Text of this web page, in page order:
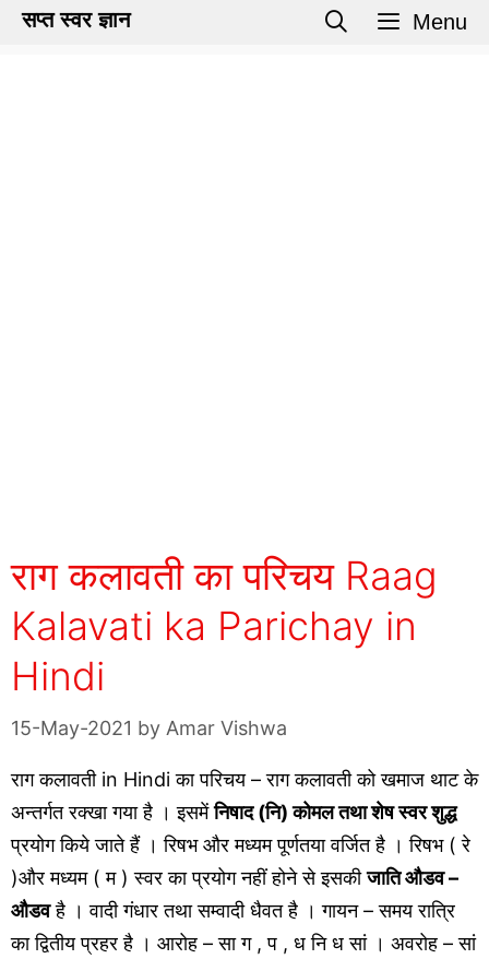
Skipसप्त स्वर ज्ञान Menu
राग कलावती का परिचय Raag
Kalavati ka Parichay in
Hindi
15-May-2021 by Amar Vishwa
राग कलावती in Hindi का परिचय – राग कलावती को खमाज थाट के
अन्तर्गत रक्खा गया है । इसमेंनिषाद (नि) कोमल तथा शेष स्वर शुद्ध
प्रयोग किये जाते हैं । रिषभ और मध्यम पूर्णतया वर्जित है । रिषभ ( रे
)और मध्यम ( म ) स्वर का प्रयोग नहीं होने से इसकीजाति औडव –
औडवहै । वादी गंधार तथा सम्वादी धैवत है । गायन – समय रात्रि
का द्वितीय प्रहर है । आरोह – सा ग , प , ध नि ध सां । अवरोह – सां